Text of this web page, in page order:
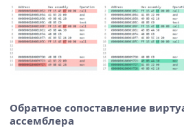
Обратное сопоставление
ассемблера